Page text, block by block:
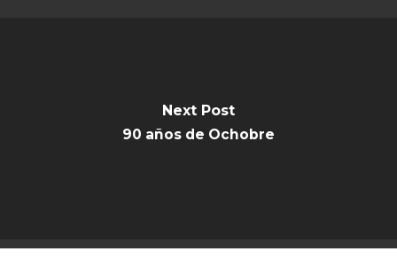
Next Post
90 años de Ochobre